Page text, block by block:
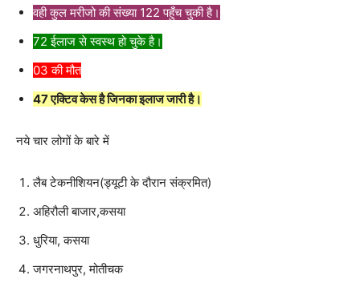
वही कुल मरीजो की संख्या 122 पहुँच चुकी है।
72 ईलाज से स्वस्थ हो चुके है।
03 की मौत
47 एक्टिव केस है जिनका इलाज जारी है।
नये चार लोगों के बारे में
लैब टेकनीशियन(ड्यूटी के दौरान संक्रमित)
अहिरौली बाजार,कसया
धुरिया, कसया
जगरनाथपुर, मोतीचक